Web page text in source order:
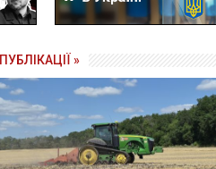
ПУБЛІКАЦІЇ »